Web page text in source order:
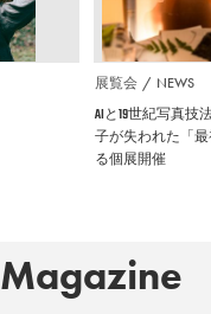
展覧会 NEWS
AIと19世紀写真技
子が失われた「
る個展開催
Magazine